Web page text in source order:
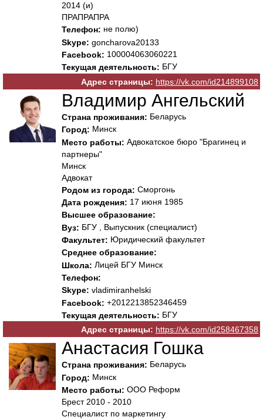
2014 (и)
ПРАПРАПРА
Телефон: не полю)
Skype: goncharova20133
Facebook: 100004063060221
Текущая деятельность: БГУ
Адрес страницы: https://vk.com/id214899108
Владимир Ангельский
Страна проживания: Беларусь
Город: Минск
Место работы: Адвокатское бюро "Брагинец и
партнеры"
Минск
Адвокат
Родом из города: Сморгонь
Дата рождения: 17 июня 1985
Высшее образование:
Вуз: БГУ , Выпускник (специалист)
Факультет: Юридический факультет
Среднее образование:
Школа: Лицей БГУ Минск
Телефон:
Skype: vladimiranhelski
Facebook: +2012213852346459
Текущая деятельность: БГУ
Адрес страницы: https://vk.com/id258467358
Анастасия Гошка
Страна проживания: Беларусь
Город: Минск
Место работы: ООО Реформ
Брест 2010 - 2010
Специалист по маркетингу